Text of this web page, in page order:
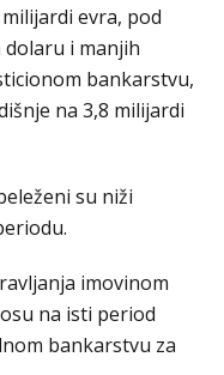
evra, pod
dolaru i manjih
bankarstvu,
na 3,8 milijardi
su niži
imovinom
na isti period
bankarstvu za